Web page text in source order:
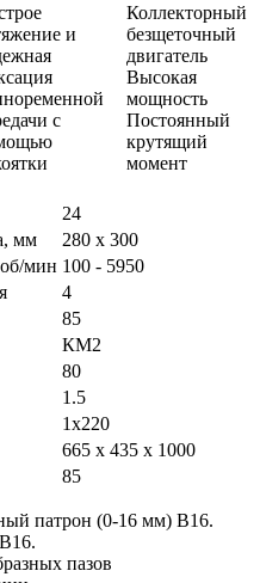
и
с
Коллекторный
безщеточный
двигатель
Высокая
мощность
Постоянный
крутящий
момент
24
мм
280 х 300
мин 100 - 5950
4
85
КМ2
80
1.5
1x220
665 х 435 х 1000
85
патрон (0-16 мм) В16.
пазов